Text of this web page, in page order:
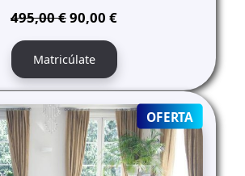
495,00€El
precio
original
era:
495,00 €.
90,00 €El
actual
90,00 €.
Matricúlate
OFERTA
ON